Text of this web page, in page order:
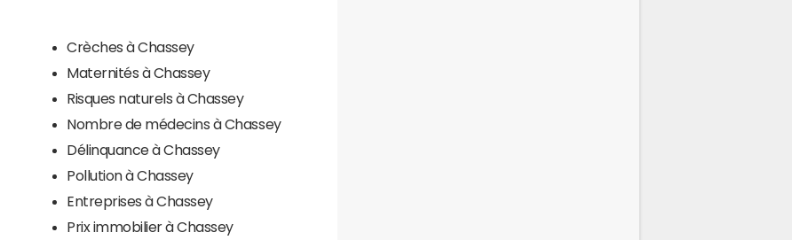
Crèches à Chassey
Maternités à Chassey
Risques naturels à Chassey
Nombre de médecins à Chassey
Délinquance à Chassey
Pollution à Chassey
Entreprises à Chassey
Prix immobilier à Chassey